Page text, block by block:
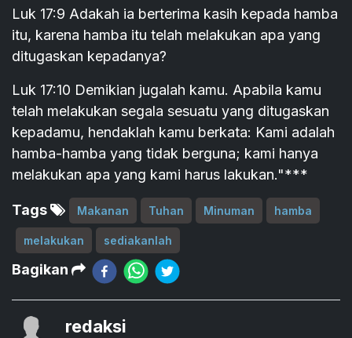
Luk 17:9 Adakah ia berterima kasih kepada hamba
itu, karena hamba itu telah melakukan apa yang
ditugaskan kepadanya?
Luk 17:10 Demikian jugalah kamu. Apabila kamu
telah melakukan segala sesuatu yang ditugaskan
kepadamu, hendaklah kamu berkata: Kami adalah
hamba-hamba yang tidak berguna; kami hanya
melakukan apa yang kami harus lakukan."***
Tags Makanan Tuhan Minuman hamba
melakukan sediakanlah
Bagikan
redaksi